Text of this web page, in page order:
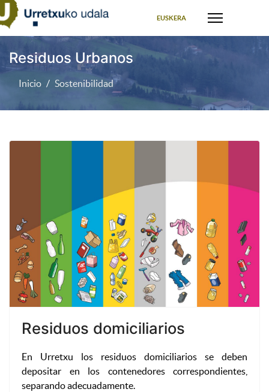
EUSKERA
Residuos Urbanos
Inicio Sostenibilidad
Residuos domiciliarios
En Urretxu los residuos domiciliarios se deben
depositar en los contenedores correspondientes,
separando adecuadamente.